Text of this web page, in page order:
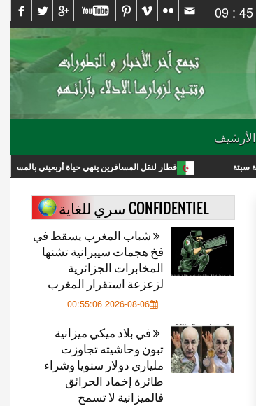
الأرشيف
قطار لنقل المسافرين ينهي حياة أربعيني بالمسيلة
CONFIDENTIEL سري للغاية
شباب المغرب يسقط في
فخ هجمات سيبرانية تشنها
المخابرات الجزائرية
لزعزعة استقرار المغرب
2026-08-06 00:55:06
في بلاد ميكي ميزانية
تبون وحاشيته تجاوزت
ملياري دولار سنويا وشراء
طائرة إخماد الحرائق
فالميزانية لا تسمح